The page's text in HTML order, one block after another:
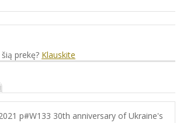
prekę? Klauskite
p#W133 30th anniversary of Ukraine's